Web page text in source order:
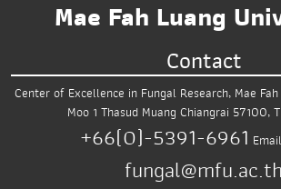
Mae Fah Luang
Contact
Center of Excellence in Fungal Research, Mae
Moo 1 Thasud Muang Chiangrai 57100,
+66(0)-5391-6961
fungal@mfu.ac.th